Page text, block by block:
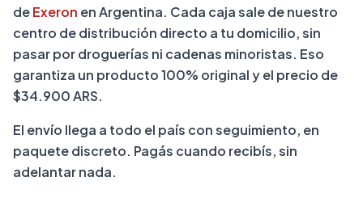
deExeron en Argentina. Cada caja sale de nuestro
centro de distribución directo a tu domicilio, sin
pasar por droguerías ni cadenas minoristas. Eso
garantiza un producto 100% original y el precio de
$34.900 ARS.
El envío llega a todo el país con seguimiento, en
paquete discreto. Pagás cuando recibís, sin
adelantar nada.